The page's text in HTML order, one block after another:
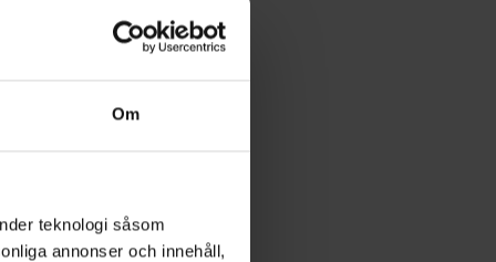
Om
teknologi såsom
annonser och innehåll,